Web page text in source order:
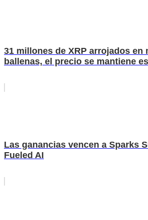
31 millones de XRP arrojados en
ballenas, el precio se mantiene
Las ganancias vencen a Sparks
Fueled AI